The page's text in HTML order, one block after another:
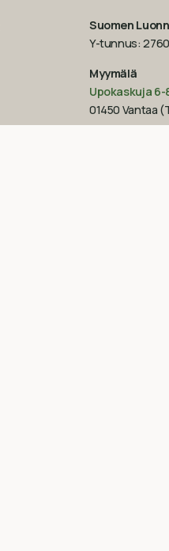
Suomen
Y-tunnus:
Myymälä
Upokaskuja 6-
01450 Vantaa